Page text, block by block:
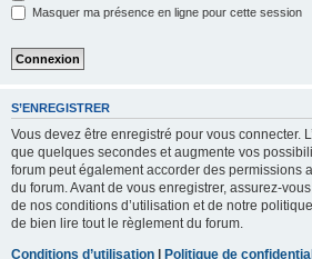
Masquer ma présence en ligne pour cette session
S’ENREGISTRER
Vous devez être enregistré pour vous connecter.
que quelques secondes et augmente vos
forum peut également accorder des permissions
du forum. Avant de vous enregistrer, assurez-
de nos conditions d’utilisation et de notre
de bien lire tout le règlement du forum.
Conditions d’utilisation | Politique de